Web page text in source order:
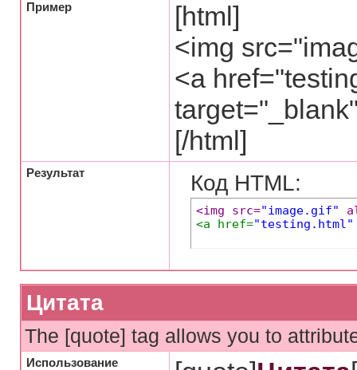
Пример
[html]
<img
<a
[/html]
Результат Код HTML:
<img src="image.gif"
<a href="testing.html"
Цитата
The [quote] tag allows you to
Использование